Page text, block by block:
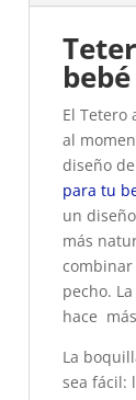
bebé
El Tetero
al
diseño
para tu
un
más
pecho.
hace
La
sea fácil: